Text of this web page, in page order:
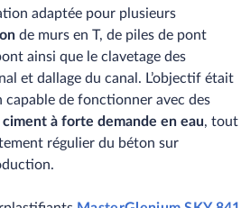
adaptée pour plusieurs
de murs en T, de piles de pont
ainsi que le clavetage des
et dallage du canal. L’objectif était
de fonctionner avec des
ciment à forte demande en eau, tout
régulier du béton sur